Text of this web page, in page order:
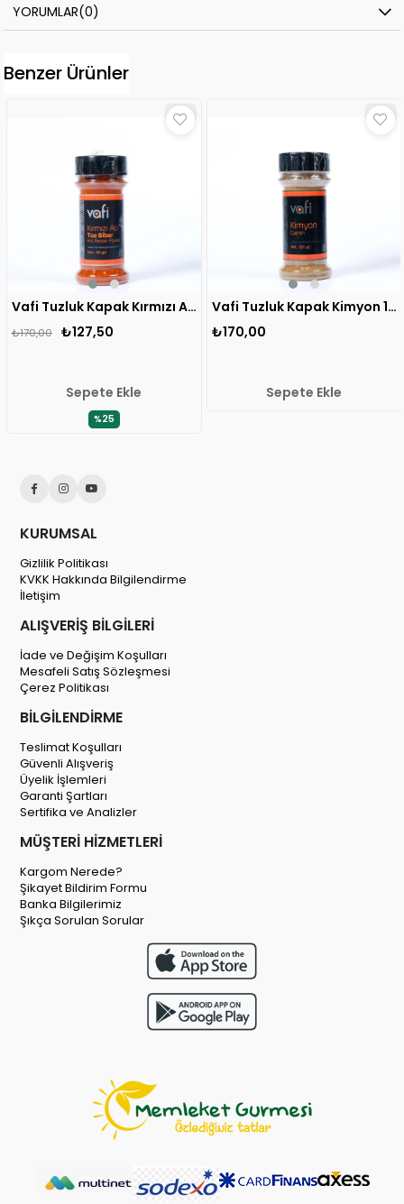
YORUMLAR(0)
Benzer Ürünler
Vafi Tuzluk Kapak Kırmızı Acı Toz Biber 90 gr 1 ADET
₺127,50
₺170,00
Sepete Ekle
%25
Vafi Tuzluk Kapak Kimyon 120 gr 1 ADET
₺170,00
Sepete Ekle
KURUMSAL
Gizlilik Politikası
KVKK Hakkında Bilgilendirme
İletişim
ALIŞVERİŞ BİLGİLERİ
İade ve Değişim Koşulları
Mesafeli Satış Sözleşmesi
Çerez Politikası
BİLGİLENDİRME
Teslimat Koşulları
Güvenli Alışveriş
Üyelik İşlemleri
Garanti Şartları
Sertifika ve Analizler
MÜŞTERİ HİZMETLERİ
Kargom Nerede?
Şikayet Bildirim Formu
Banka Bilgilerimiz
Şıkça Sorulan Sorular